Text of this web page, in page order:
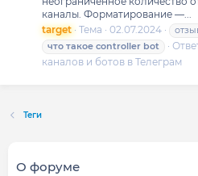
каналы. Форматирование —...
target Тема 02.07.2024
что такое controller bot
каналов и ботов в Телеграм
Теги
О форуме